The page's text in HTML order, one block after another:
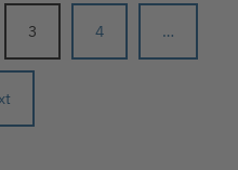
3 4 …